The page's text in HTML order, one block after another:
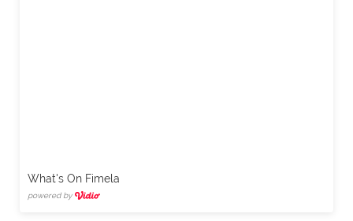
What's On Fimela
powered by